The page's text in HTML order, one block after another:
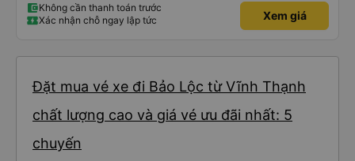
Không cần thanh toán trước
Xác nhận chỗ ngay lập tức
Xem giá
Đặt mua vé xe đi Bảo Lộc từ Vĩnh Thạnh
chất lượng cao và giá vé ưu đãi nhất: 5
chuyến